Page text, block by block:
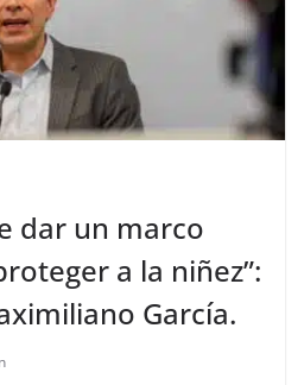
dar un marco
a la niñez”:
García.